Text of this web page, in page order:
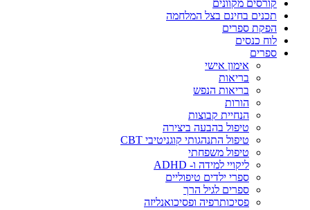
קורסים מקוונים
תכנים בחינם בצל המלחמה
הפקת ספרים
לוח כנסים
ספרים
אימון אישי
בריאות
בריאות הנפש
הורות
הנחיית קבוצות
טיפול בהבעה ביצירה
טיפול התנהגותי קוגניטיבי CBT
טיפול משפחתי
ליקויי למידה ו- ADHD
ספרי ילדים טיפוליים
ספרים לגיל הרך
פסיכותרפיה ופסיכואנליזה